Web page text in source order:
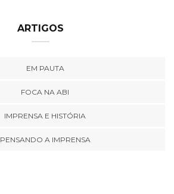
ARTIGOS
EM PAUTA
FOCA NA ABI
IMPRENSA E HISTÓRIA
PENSANDO A IMPRENSA